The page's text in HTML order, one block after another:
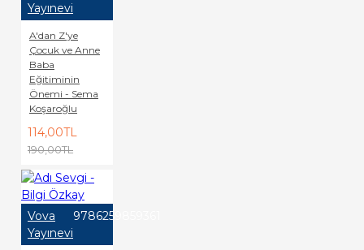
Yayınevi
A'dan Z'ye
Çocuk ve Anne
Baba
Eğitiminin
Önemi - Sema
Koşaroğlu
114,00TL
190,00TL
Vova
Yayınevi
9786259859361